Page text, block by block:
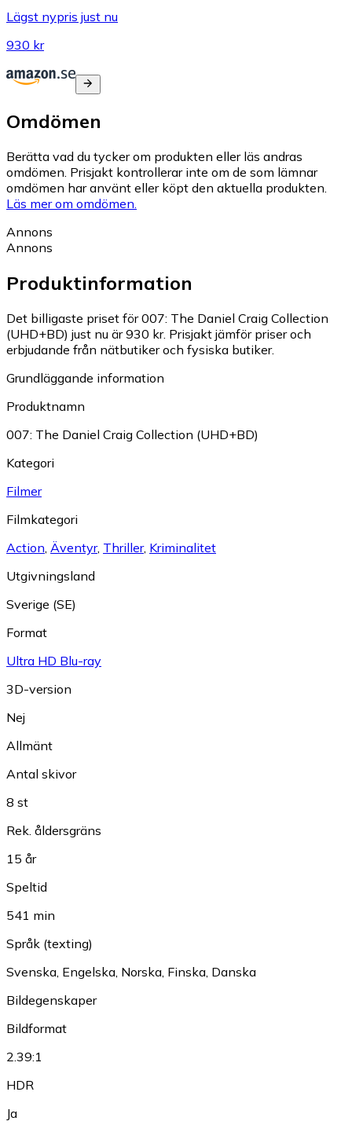
Lägst nypris just nu
930 kr
Omdömen
Berätta vad du tycker om produkten eller läs andras
omdömen. Prisjakt kontrollerar inte om de som lämnar
omdömen har använt eller köpt den aktuella produkten.
Läs mer om omdömen.
Annons
Annons
Produktinformation
Det billigaste priset för 007: The Daniel Craig Collection
(UHD+BD) just nu är 930 kr. Prisjakt jämför priser och
erbjudande från nätbutiker och fysiska butiker.
Grundläggande information
Produktnamn
007: The Daniel Craig Collection (UHD+BD)
Kategori
Filmer
Filmkategori
Action, Äventyr, Thriller, Kriminalitet
Utgivningsland
Sverige (SE)
Format
Ultra HD Blu-ray
3D-version
Nej
Allmänt
Antal skivor
8 st
Rek. åldersgräns
15 år
Speltid
541 min
Språk (texting)
Svenska, Engelska, Norska, Finska, Danska
Bildegenskaper
Bildformat
2.39:1
HDR
Ja